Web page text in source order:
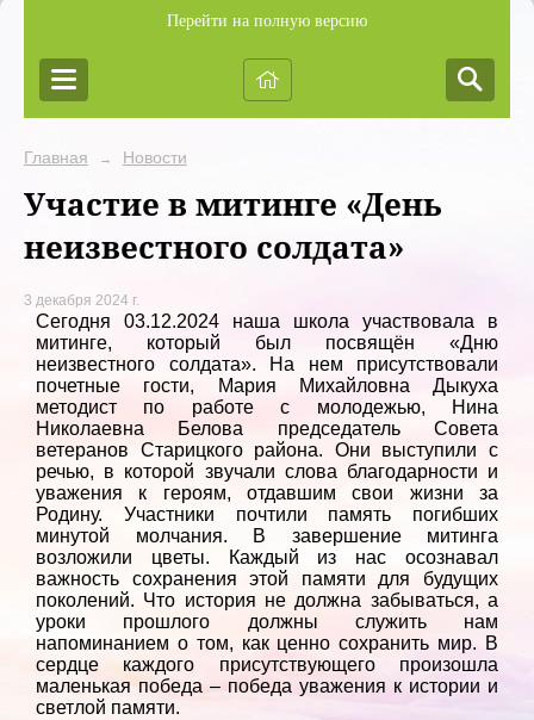
Перейти на полную версию
Главная → Новости
Участие в митинге «День
неизвестного солдата»
3 декабря 2024 г.
Сегодня 03.12.2024 наша школа участвовала в
митинге, который был посвящён «Дню
неизвестного солдата». На нем присутствовали
почетные гости, Мария Михайловна Дыкуха
методист по работе с молодежью, Нина
Николаевна Белова председатель Совета
ветеранов Старицкого района. Они выступили с
речью, в которой звучали слова благодарности и
уважения к героям, отдавшим свои жизни за
Родину. Участники почтили память погибших
минутой молчания. В завершение митинга
возложили цветы. Каждый из нас осознавал
важность сохранения этой памяти для будущих
поколений. Что история не должна забываться, а
уроки прошлого должны служить нам
напоминанием о том, как ценно сохранить мир. В
сердце каждого присутствующего произошла
маленькая победа – победа уважения к истории и
светлой памяти.